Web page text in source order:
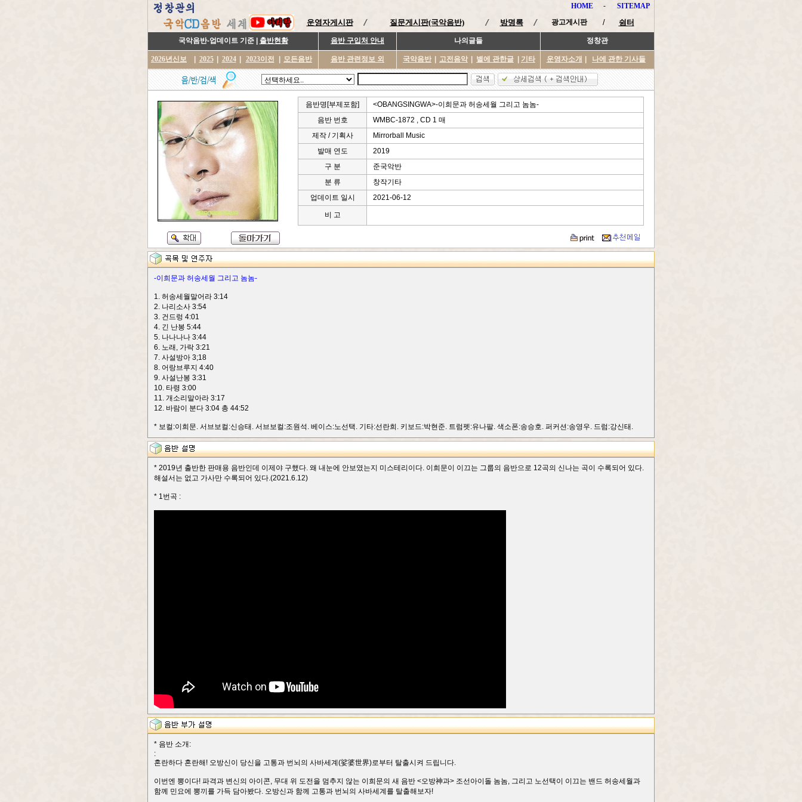
HOME - SITEMAP
운영자게시판 질문게시판(국악음반) 방명록 광고게시판 / 쉼터
국악음반-업데이트 기준 | 출반현황 음반 구입처 안내 나의글들 정창관
2026년신보 2025 2024 2023이전 모든음반 음반 관련정보 외 국악음반 고전음악 별에 관한글 기타 운영자소개 나에 관한 기사들
음반명[부제포함]
<OBANGSINGWA>-이희문과 허송세월 그리고 놈놈-
음반 번호
WMBC-1872 , CD 1 매
제작 / 기획사
Mirrorball Music
발매 연도
2019
구 분
준국악반
분 류
창작기타
업데이트 일시
2021-06-12
비 고
-이희문과 허송세월 그리고 놈놈-
1. 허송세월말어라 3:14
2. 나리소사 3:54
3. 건드렁 4:01
4. 긴 난봉 5:44
5. 나나나나 3:44
6. 노래, 가락 3:21
7. 사설방아 3;18
8. 어랑브루지 4:40
9. 사설난봉 3:31
10. 타령 3:00
11. 개소리말아라 3:17
12. 바람이 분다 3:04 총 44:52
* 보컬:이희문. 서브보컬:신승태. 서브보컬:조원석. 베이스:노선택. 기타:선란희. 키보드:박현준. 트럼펫:유나팔. 색소폰:송승호. 퍼커션:송영우. 드럼:강신태.
* 2019년 출반한 판매용 음반인데 이제야 구했다. 왜 내눈에 안보였는지 미스테리이다. 이희문이 이끄는 그룹의 음반으로 12곡의 신나는 곡이 수록되어 있다.
해설서는 없고 가사만 수록되어 있다.(2021.6.12)
* 1번곡 :
* 음반 소개:
:
혼란하다 혼란해! 오방신이 당신을 고통과 번뇌의 사바세계(娑婆世界)로부터 탈출시켜 드립니다.
이번엔 뽕이다! 파격과 변신의 아이콘, 무대 위 도전을 멈추지 않는 이희문의 새 음반 <오방神과> 조선아이돌 놈놈, 그리고 노선택이 이끄는 밴드 허송세월과
함께 민요에 뽕끼를 가득 담아봤다. 오방신과 함께 고통과 번뇌의 사바세계를 탈출해보자!